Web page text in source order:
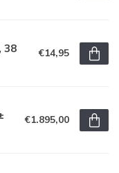
38 €14,95
€1.895,00